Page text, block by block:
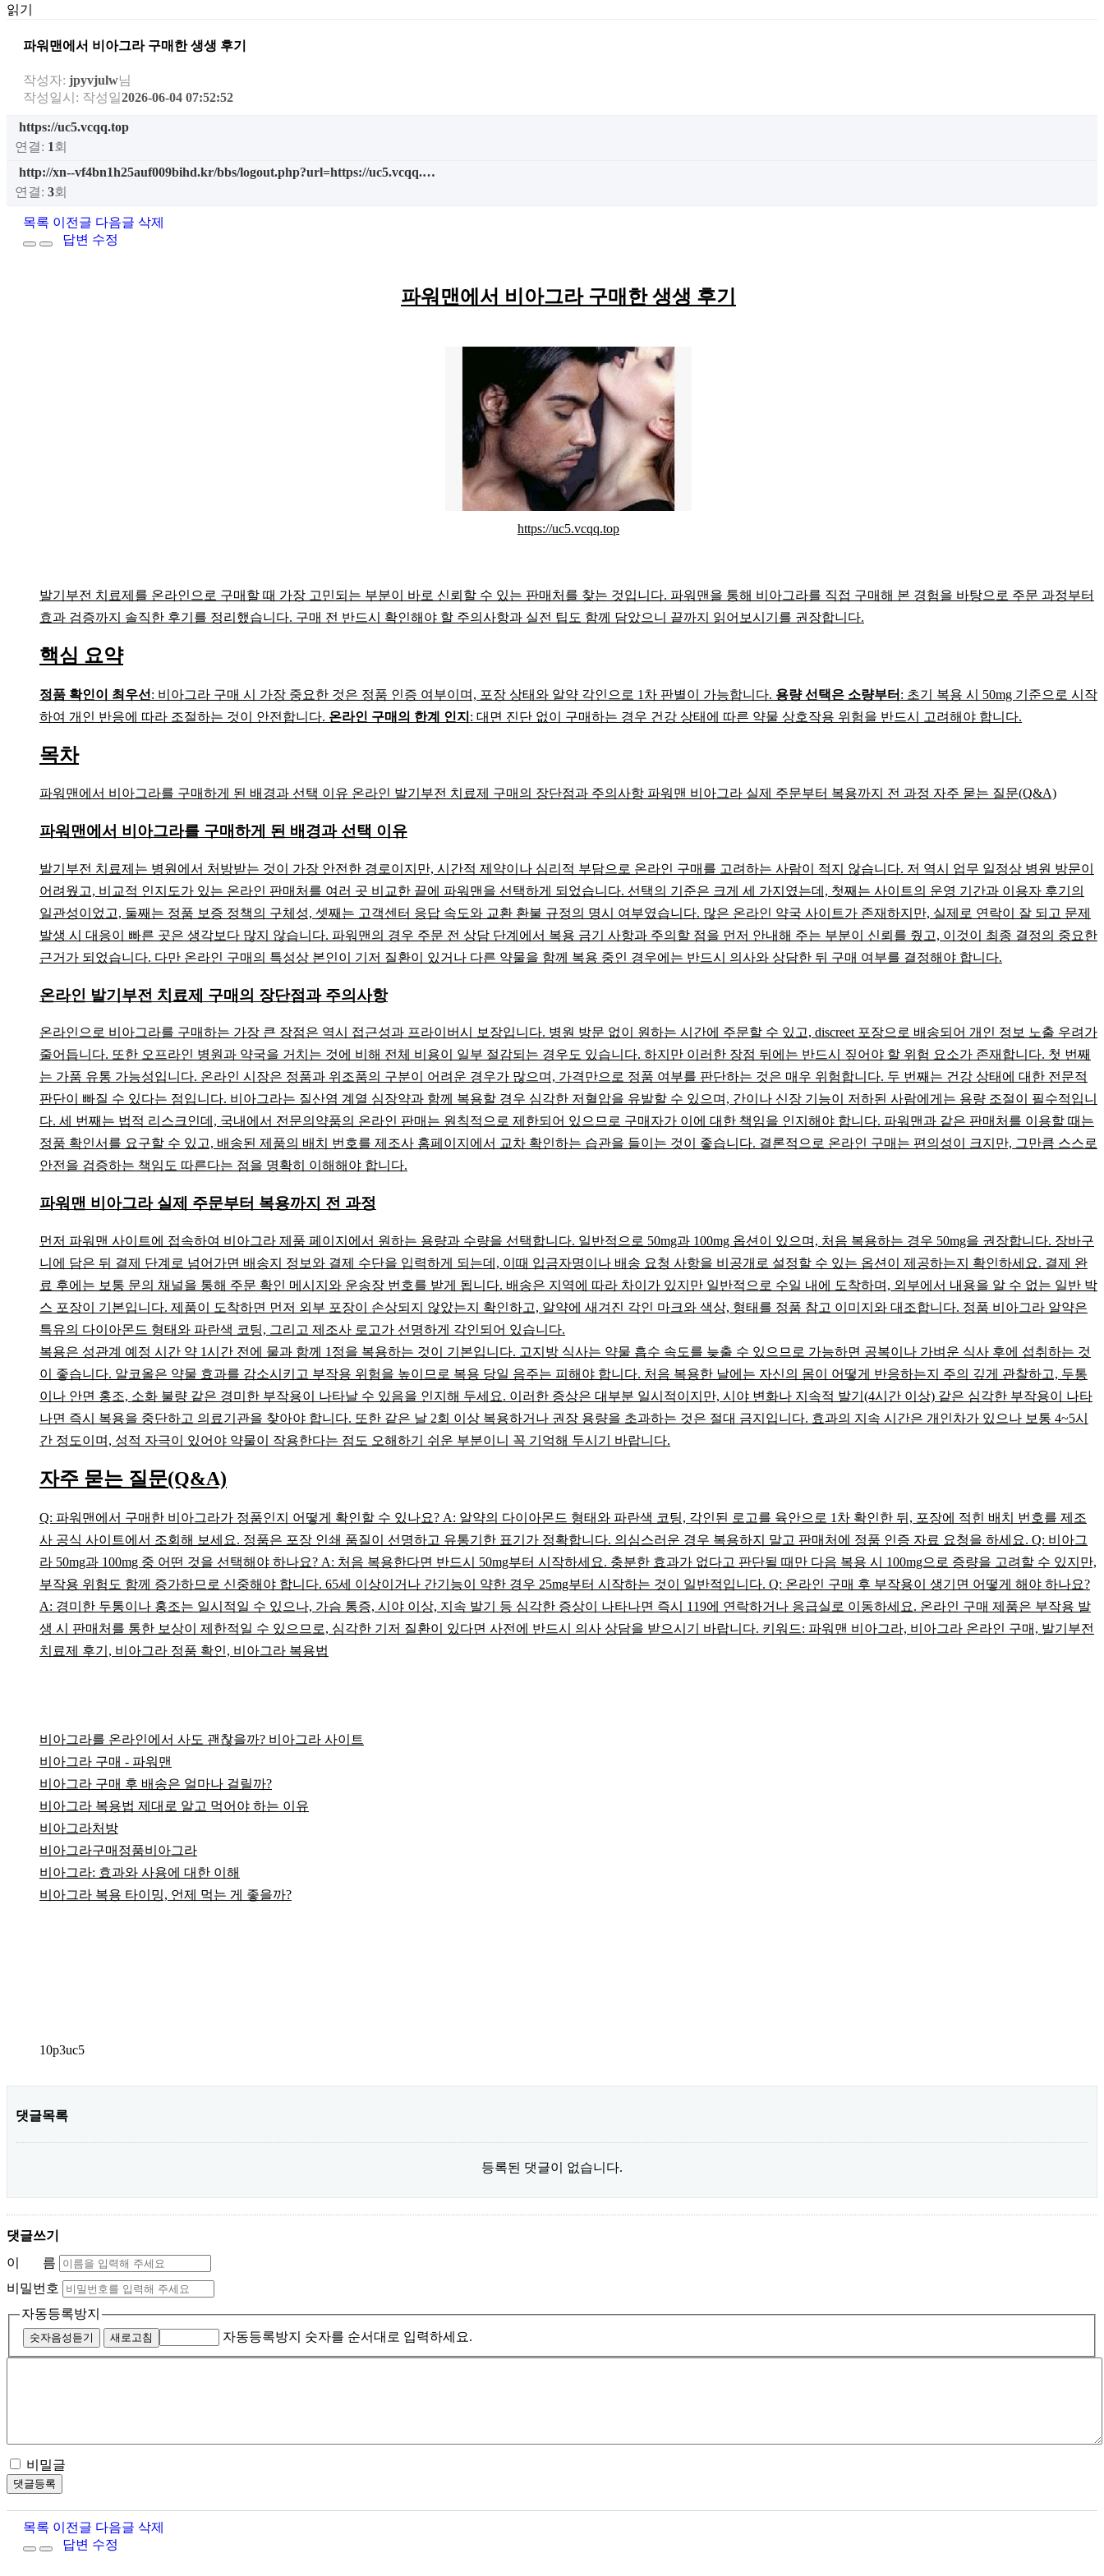
읽기
파워맨에서 비아그라 구매한 생생 후기
작성자: jpyvjulw님
작성일시: 작성일2026-06-04 07:52:52
https://uc5.vcqq.top
연결: 1회
http://xn--vf4bn1h25auf009bihd.kr/bbs/logout.php?url=https://uc5.vcqq.…
연결: 3회
목록 이전글 다음글 삭제
답변 수정
파워맨에서 비아그라 구매한 생생 후기
https://uc5.vcqq.top
발기부전 치료제를 온라인으로 구매할 때 가장 고민되는 부분이 바로 신뢰할 수 있는 판매처를 찾는 것입니다. 파워맨을 통해 비아그라를 직접 구매해 본 경험을 바탕으로 주문 과정부터
효과 검증까지 솔직한 후기를 정리했습니다. 구매 전 반드시 확인해야 할 주의사항과 실전 팁도 함께 담았으니 끝까지 읽어보시기를 권장합니다.
핵심 요약
정품 확인이 최우선 : 비아그라 구매 시 가장 중요한 것은 정품 인증 여부이며, 포장 상태와 알약 각인으로 1차 판별이 가능합니다. 용량 선택은 소량부터 : 초기 복용 시 50mg 기준으로 시작
하여 개인 반응에 따라 조절하는 것이 안전합니다. 온라인 구매의 한계 인지 : 대면 진단 없이 구매하는 경우 건강 상태에 따른 약물 상호작용 위험을 반드시 고려해야 합니다.
목차
파워맨에서 비아그라를 구매하게 된 배경과 선택 이유 온라인 발기부전 치료제 구매의 장단점과 주의사항 파워맨 비아그라 실제 주문부터 복용까지 전 과정 자주 묻는 질문(Q&A)
파워맨에서 비아그라를 구매하게 된 배경과 선택 이유
발기부전 치료제는 병원에서 처방받는 것이 가장 안전한 경로이지만, 시간적 제약이나 심리적 부담으로 온라인 구매를 고려하는 사람이 적지 않습니다. 저 역시 업무 일정상 병원 방문이
어려웠고, 비교적 인지도가 있는 온라인 판매처를 여러 곳 비교한 끝에 파워맨을 선택하게 되었습니다. 선택의 기준은 크게 세 가지였는데, 첫째는 사이트의 운영 기간과 이용자 후기의
일관성이었고, 둘째는 정품 보증 정책의 구체성, 셋째는 고객센터 응답 속도와 교환 환불 규정의 명시 여부였습니다. 많은 온라인 약국 사이트가 존재하지만, 실제로 연락이 잘 되고 문제
발생 시 대응이 빠른 곳은 생각보다 많지 않습니다. 파워맨의 경우 주문 전 상담 단계에서 복용 금기 사항과 주의할 점을 먼저 안내해 주는 부분이 신뢰를 줬고, 이것이 최종 결정의 중요한
근거가 되었습니다. 다만 온라인 구매의 특성상 본인이 기저 질환이 있거나 다른 약물을 함께 복용 중인 경우에는 반드시 의사와 상담한 뒤 구매 여부를 결정해야 합니다.
온라인 발기부전 치료제 구매의 장단점과 주의사항
온라인으로 비아그라를 구매하는 가장 큰 장점은 역시 접근성과 프라이버시 보장입니다. 병원 방문 없이 원하는 시간에 주문할 수 있고, discreet 포장으로 배송되어 개인 정보 노출 우려가
줄어듭니다. 또한 오프라인 병원과 약국을 거치는 것에 비해 전체 비용이 일부 절감되는 경우도 있습니다. 하지만 이러한 장점 뒤에는 반드시 짚어야 할 위험 요소가 존재합니다. 첫 번째
는 가품 유통 가능성입니다. 온라인 시장은 정품과 위조품의 구분이 어려운 경우가 많으며, 가격만으로 정품 여부를 판단하는 것은 매우 위험합니다. 두 번째는 건강 상태에 대한 전문적
판단이 빠질 수 있다는 점입니다. 비아그라는 질산염 계열 심장약과 함께 복용할 경우 심각한 저혈압을 유발할 수 있으며, 간이나 신장 기능이 저하된 사람에게는 용량 조절이 필수적입니
다. 세 번째는 법적 리스크인데, 국내에서 전문의약품의 온라인 판매는 원칙적으로 제한되어 있으므로 구매자가 이에 대한 책임을 인지해야 합니다. 파워맨과 같은 판매처를 이용할 때는
정품 확인서를 요구할 수 있고, 배송된 제품의 배치 번호를 제조사 홈페이지에서 교차 확인하는 습관을 들이는 것이 좋습니다. 결론적으로 온라인 구매는 편의성이 크지만, 그만큼 스스로
안전을 검증하는 책임도 따른다는 점을 명확히 이해해야 합니다.
파워맨 비아그라 실제 주문부터 복용까지 전 과정
먼저 파워맨 사이트에 접속하여 비아그라 제품 페이지에서 원하는 용량과 수량을 선택합니다. 일반적으로 50mg과 100mg 옵션이 있으며, 처음 복용하는 경우 50mg을 권장합니다. 장바구
니에 담은 뒤 결제 단계로 넘어가면 배송지 정보와 결제 수단을 입력하게 되는데, 이때 입금자명이나 배송 요청 사항을 비공개로 설정할 수 있는 옵션이 제공하는지 확인하세요. 결제 완
료 후에는 보통 문의 채널을 통해 주문 확인 메시지와 운송장 번호를 받게 됩니다. 배송은 지역에 따라 차이가 있지만 일반적으로 수일 내에 도착하며, 외부에서 내용을 알 수 없는 일반 박
스 포장이 기본입니다. 제품이 도착하면 먼저 외부 포장이 손상되지 않았는지 확인하고, 알약에 새겨진 각인 마크와 색상, 형태를 정품 참고 이미지와 대조합니다. 정품 비아그라 알약은
특유의 다이아몬드 형태와 파란색 코팅, 그리고 제조사 로고가 선명하게 각인되어 있습니다.
복용은 성관계 예정 시간 약 1시간 전에 물과 함께 1정을 복용하는 것이 기본입니다. 고지방 식사는 약물 흡수 속도를 늦출 수 있으므로 가능하면 공복이나 가벼운 식사 후에 섭취하는 것
이 좋습니다. 알코올은 약물 효과를 감소시키고 부작용 위험을 높이므로 복용 당일 음주는 피해야 합니다. 처음 복용한 날에는 자신의 몸이 어떻게 반응하는지 주의 깊게 관찰하고, 두통
이나 안면 홍조, 소화 불량 같은 경미한 부작용이 나타날 수 있음을 인지해 두세요. 이러한 증상은 대부분 일시적이지만, 시야 변화나 지속적 발기(4시간 이상) 같은 심각한 부작용이 나타
나면 즉시 복용을 중단하고 의료기관을 찾아야 합니다. 또한 같은 날 2회 이상 복용하거나 권장 용량을 초과하는 것은 절대 금지입니다. 효과의 지속 시간은 개인차가 있으나 보통 4~5시
간 정도이며, 성적 자극이 있어야 약물이 작용한다는 점도 오해하기 쉬운 부분이니 꼭 기억해 두시기 바랍니다.
자주 묻는 질문(Q&A)
Q: 파워맨에서 구매한 비아그라가 정품인지 어떻게 확인할 수 있나요? A: 알약의 다이아몬드 형태와 파란색 코팅, 각인된 로고를 육안으로 1차 확인한 뒤, 포장에 적힌 배치 번호를 제조
사 공식 사이트에서 조회해 보세요. 정품은 포장 인쇄 품질이 선명하고 유통기한 표기가 정확합니다. 의심스러운 경우 복용하지 말고 판매처에 정품 인증 자료 요청을 하세요. Q: 비아그
라 50mg과 100mg 중 어떤 것을 선택해야 하나요? A: 처음 복용한다면 반드시 50mg부터 시작하세요. 충분한 효과가 없다고 판단될 때만 다음 복용 시 100mg으로 증량을 고려할 수 있지만,
부작용 위험도 함께 증가하므로 신중해야 합니다. 65세 이상이거나 간기능이 약한 경우 25mg부터 시작하는 것이 일반적입니다. Q: 온라인 구매 후 부작용이 생기면 어떻게 해야 하나요?
A: 경미한 두통이나 홍조는 일시적일 수 있으나, 가슴 통증, 시야 이상, 지속 발기 등 심각한 증상이 나타나면 즉시 119에 연락하거나 응급실로 이동하세요. 온라인 구매 제품은 부작용 발
생 시 판매처를 통한 보상이 제한적일 수 있으므로, 심각한 기저 질환이 있다면 사전에 반드시 의사 상담을 받으시기 바랍니다. 키워드: 파워맨 비아그라, 비아그라 온라인 구매, 발기부전
치료제 후기, 비아그라 정품 확인, 비아그라 복용법
비아그라를 온라인에서 사도 괜찮을까? 비아그라 사이트
비아그라 구매 - 파워맨
비아그라 구매 후 배송은 얼마나 걸릴까?
비아그라 복용법 제대로 알고 먹어야 하는 이유
비아그라처방
비아그라구매정품비아그라
비아그라: 효과와 사용에 대한 이해
비아그라 복용 타이밍, 언제 먹는 게 좋을까?
10p3uc5
댓글목록
등록된 댓글이 없습니다.
댓글쓰기
이 름
비밀번호
자동등록방지
숫자음성듣기 새로고침 자동등록방지 숫자를 순서대로 입력하세요.
비밀글
목록 이전글 다음글 삭제
답변 수정